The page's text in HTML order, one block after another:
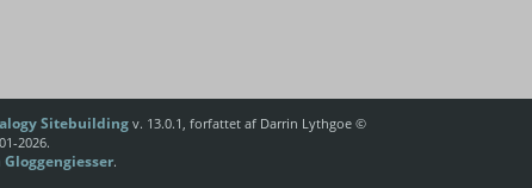
Sitebuilding v. 13.0.1, forfattet af Darrin Lythgoe ©
2026.
Gloggengiesser.